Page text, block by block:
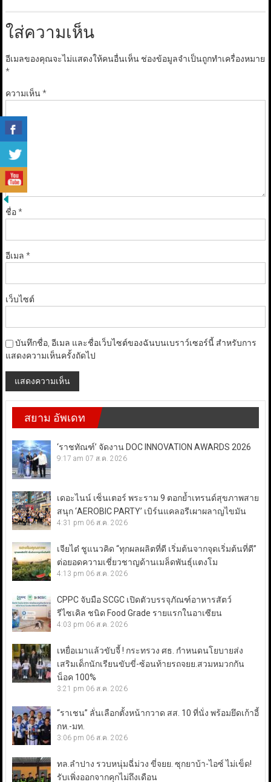
ใส่ความเห็น
อีเมลของคุณจะไม่แสดงให้คนอื่นเห็น ช่องข้อมูลจำเป็นถูกทำเครื่องหมาย
*
ความเห็น*
ชื่อ*
อีเมล *
เว็บไซต์
บันทึกชื่อ, อีเมล และชื่อเว็บไซต์ของฉันบนเบราว์เซอร์นี้ สำหรับการ
แสดงความเห็นครั้งถัดไป
สยาม อัพเดท
‘ราชทัณฑ์’ จัดงาน DOC INNOVATION AWARDS 2026
9:17 am 07 ส.ค. 2026
เดอะไนน์ เซ็นเตอร์ พระราม 9 ตอกย้ำเทรนด์สุขภาพสาย
สนุก ‘AEROBIC PARTY’ เบิร์นแคลอรีเผาผลาญไขมัน
4:31 pm 06 ส.ค. 2026
เจียไต๋ ชูแนวคิด “ทุกผลผลิตที่ดี เริ่มต้นจากจุดเริ่มต้นที่ดี”
ต่อยอดความเชี่ยวชาญด้านเมล็ดพันธุ์แตงโม
4:13 pm 06 ส.ค. 2026
CPPC จับมือ SCGC เปิดตัวบรรจุภัณฑ์อาหารสัตว์
รีไซเคิล ชนิด Food Grade รายแรกในอาเซียน
4:03 pm 06 ส.ค. 2026
เหยื่อเมาแล้วขับจี้ ! กระทรวง ศธ. กำหนดนโยบายส่ง
เสริมเด็กนักเรียนขับขี่-ซ้อนท้ายรถจยย.สวมหมวกกัน
น็อค 100%
3:21 pm 06 ส.ค. 2026
“ราเชน” ลั่นเลือกตั้งหน้ากวาด สส. 10 ที่นั่ง พร้อมยึดเก้าอี้
กห.-มท.
3:06 pm 06 ส.ค. 2026
ทล.ลำปาง รวบหนุ่มฉี่ม่วง ขี่จยย. ซุกยาบ้า-ไอซ์ ไม่เข็ด!
รับเพิ่งออกจากคุกไม่ถึงเดือน